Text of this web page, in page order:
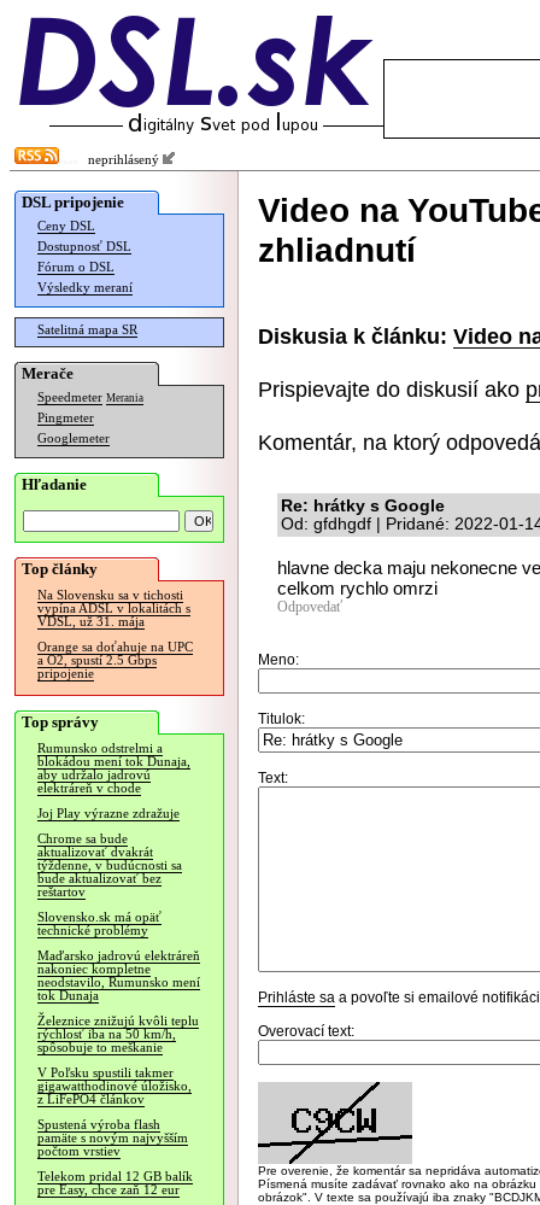
neprihlásený
DSL pripojenie
Ceny DSL
Dostupnosť DSL
Fórum o DSL
Výsledky meraní
Satelitná mapa SR
Merače
Speedmeter Merania
Pingmeter
Googlemeter
Hľadanie
Top články
Na Slovensku sa v tichosti
vypína ADSL v lokalitách s
VDSL, už 31. mája
Orange sa doťahuje na UPC
a O2, spustí 2.5 Gbps
pripojenie
Top správy
Rumunsko odstrelmi a
blokádou mení tok Dunaja,
aby udržalo jadrovú
elektráreň v chode
Joj Play výrazne zdražuje
Chrome sa bude
aktualizovať dvakrát
týždenne, v budúcnosti sa
bude aktualizovať bez
reštartov
Slovensko.sk má opäť
technické problémy
Maďarsko jadrovú elektráreň
nakoniec kompletne
neodstavilo, Rumunsko mení
tok Dunaja
Železnice znižujú kvôli teplu
rýchlosť iba na 50 km/h,
spôsobuje to meškanie
V Poľsku spustili takmer
gigawatthodinové úložisko,
z LiFePO4 článkov
Spustená výroba flash
pamäte s novým najvyšším
počtom vrstiev
Telekom pridal 12 GB balík
pre Easy, chce zaň 12 eur
Video na
zhliadnutí
Diskusia k článku: Video
Prispievajte do diskusií ako
Komentár, na ktorý
Re: hrátky s Google
Od: gfdhgdf | Pridané: 2022-01-
hlavne decka maju nekonecne
celkom rychlo omrzi
Odpovedať
Meno:
Titulok:
Text:
Prihláste sa a povoľte si emailové
Overovací text:
Pre overenie, že komentár sa nepridáva
Písmená musíte zadávať rovnako ako na
obrázok". V texte sa používajú iba znaky